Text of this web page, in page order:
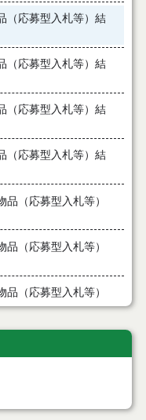
応募型入札等）結
応募型入札等）結
応募型入札等）結
応募型入札等）結
（応募型入札等）
（応募型入札等）
（応募型入札等）
（応募型入札等）
応募型入札等）結